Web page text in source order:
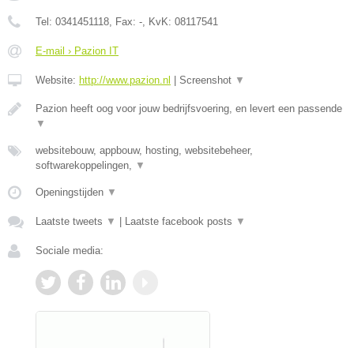
Tel: 0341451118, Fax: -, KvK: 08117541
E-mail › Pazion IT
Website: http://www.pazion.nl Screenshot ▼
Pazion heeft oog voor jouw bedrijfsvoering, en levert een passende
▼
websitebouw, appbouw, hosting, websitebeheer,
softwarekoppelingen, ▼
Openingstijden ▼
Laatste tweets ▼ Laatste facebook posts ▼
Sociale media: